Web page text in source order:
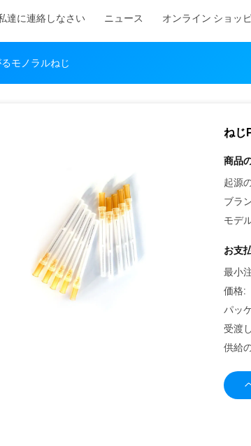
達に連絡しなさい ニュース オンライン ショッ
モノラルねじ
ねじ
商品
起源
ブラ
モデ
お支
最小
価格:
パッ
受渡
供給